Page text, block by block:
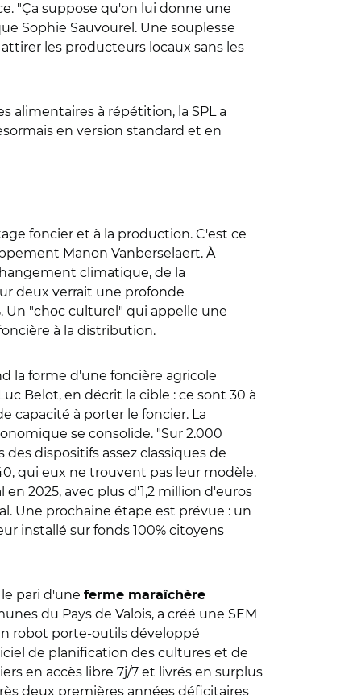
"Ça suppose qu'on lui donne une
Sophie Sauvourel. Une souplesse
les producteurs locaux sans les
alimentaires à répétition, la SPL a
en version standard et en
foncier et à la production. C'est ce
Manon Vanberselaert. À
climatique, de la
deux verrait une profonde
Un "choc culturel" qui appelle une
à la distribution.
la forme d'une foncière agricole
Belot, en décrit la cible : ce sont 30 à
capacité à porter le foncier. La
se consolide. "Sur 2.000
dispositifs assez classiques de
qui eux ne trouvent pas leur modèle.
en 2025, avec plus d'1,2 million d'euros
Une prochaine étape est prévue : un
installé sur fonds 100% citoyens
le pari d'une ferme maraîchère
du Pays de Valois, a créé une SEM
robot porte-outils développé
de planification des cultures et de
en accès libre 7j/7 et livrés en surplus
deux premières années déficitaires